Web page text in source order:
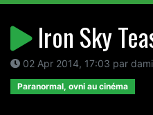
Iron Sky
02 Apr 2014, 17:03 par
Paranormal, ovni au cinéma